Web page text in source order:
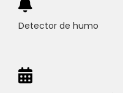
Detector de humo